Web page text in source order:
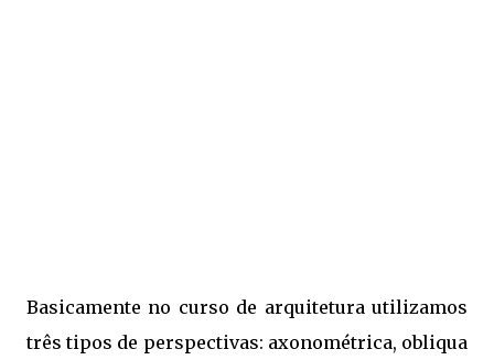
Basicamente no curso de arquitetura utilizamos
três tipos de perspectivas: axonométrica, obliqua